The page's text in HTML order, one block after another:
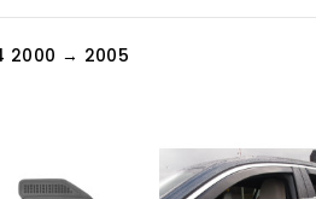
4 2000 → 2005